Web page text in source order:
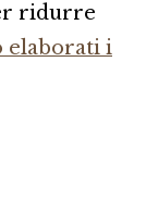
ridurre
elaborati i